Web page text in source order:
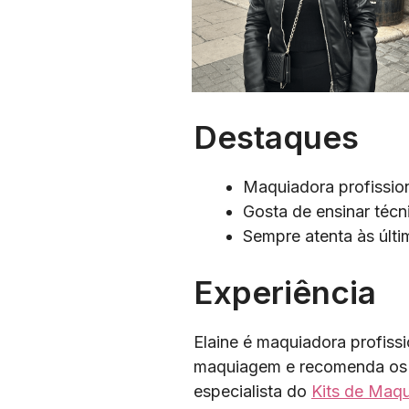
Destaques
Maquiadora
Gosta de ensinar
Sempre atenta às
Experiência
Elaine é maquiadora
maquiagem e recomenda
especialista do Kits de